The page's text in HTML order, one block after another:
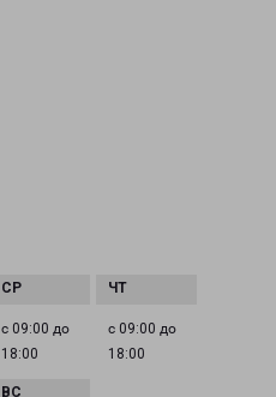
с 09:00 до
18:00
с 09:00 до
18:00